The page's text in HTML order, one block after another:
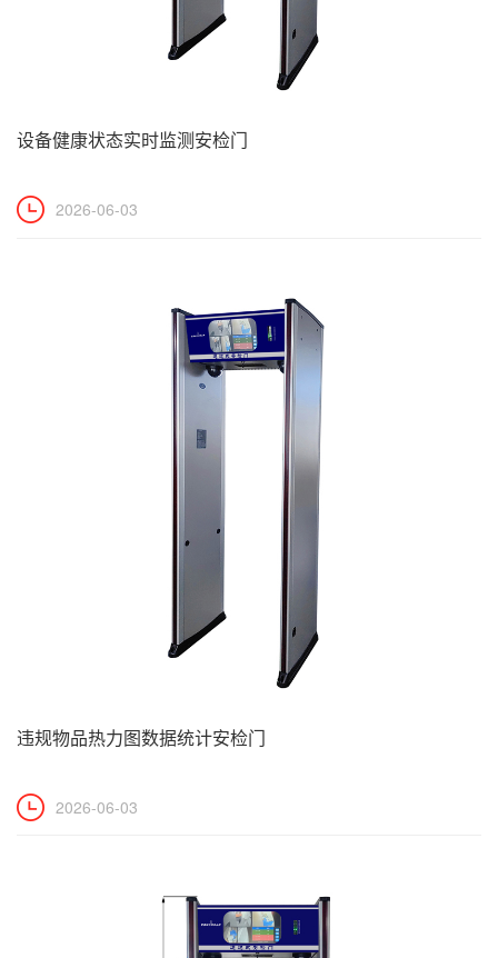
设备健康状态实时监测安检门
2026-06-03
违规物品热力图数据统计安检门
2026-06-03